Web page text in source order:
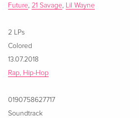
Future,21 Savage, Lil Wayne
2 LPs
Colored
13.07.2018
Rap, Hip-Hop
0190758627717
Soundtrack